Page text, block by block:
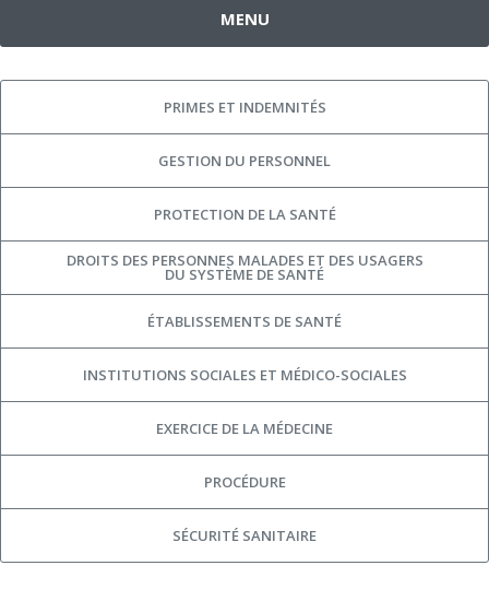
MENU
PRIMES ET INDEMNITÉS
GESTION DU PERSONNEL
PROTECTION DE LA SANTÉ
DROITS DES PERSONNES MALADES ET DES USAGERS
DU SYSTÈME DE SANTÉ
ÉTABLISSEMENTS DE SANTÉ
INSTITUTIONS SOCIALES ET MÉDICO-SOCIALES
EXERCICE DE LA MÉDECINE
PROCÉDURE
SÉCURITÉ SANITAIRE